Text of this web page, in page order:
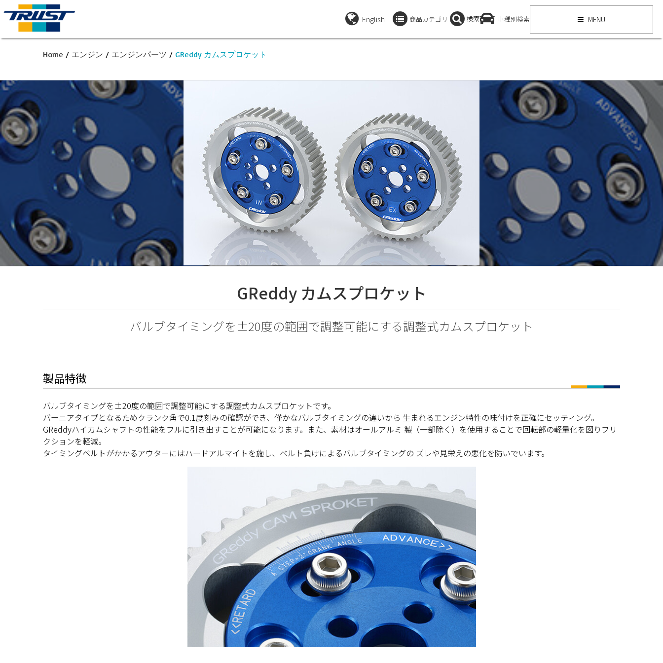
English 商品カテゴリ 検索 車種別検索 MENU
Home / エンジン / エンジンパーツ / GReddy カムスプロケット
GReddy カムスプロケット
バルブタイミングを±20度の範囲で調整可能にする調整式カムスプロケット
製品特徴
バルブタイミングを±20度の範囲で調整可能にする調整式カムスプロケットです。
バーニアタイプとなるためクランク角で0.1度刻みの確認ができ、僅かなバルブタイミングの違いから 生まれるエンジン特性の味付けを正確にセッティング。
GReddyハイカムシャフトの性能をフルに引き出すことが可能になります。また、素材はオールアルミ 製（一部除く）を使用することで回転部の軽量化を図りフリ
クションを軽減。
タイミングベルトがかかるアウターにはハードアルマイトを施し、ベルト負けによるバルブタイミングの ズレや見栄えの悪化を防いでいます。